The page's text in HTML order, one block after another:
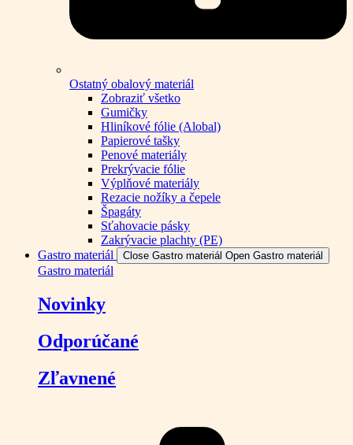
Ostatný obalový materiál
Zobraziť všetko
Gumičky
Hliníkové fólie (Alobal)
Papierové tašky
Penové materiály
Prekrývacie fólie
Výplňové materiály
Rezacie nožíky a čepele
Špagáty
Sťahovacie pásky
Zakrývacie plachty (PE)
Gastro materiál
Close Gastro materiál Open Gastro materiál
Gastro materiál
Novinky
Odporúčané
Zľavnené